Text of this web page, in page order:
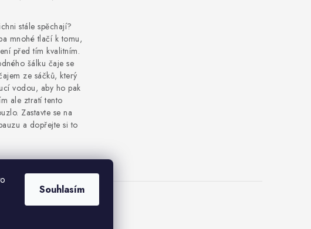
Souhlasím
stále spěchají?
mnohé tlačí k tomu,
před tím kvalitním.
šálku čaje se
ze sáčků, který
vodou, aby ho pak
ale ztratí tento
Zastavte se na
a dopřejte si to